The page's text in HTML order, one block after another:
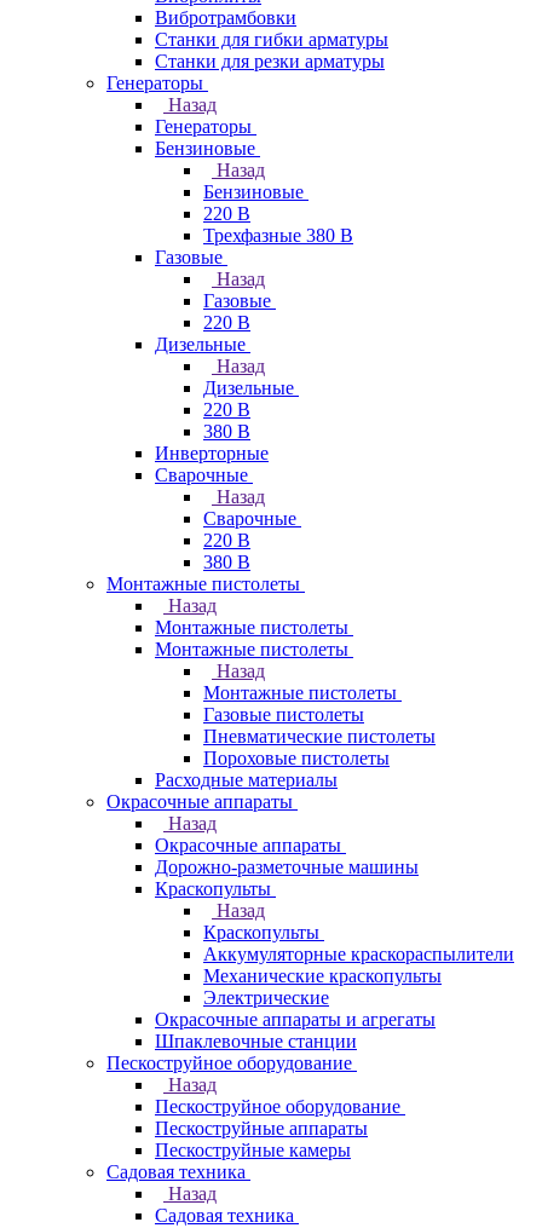
Вибротрамбовки
Станки для гибки арматуры
Станки для резки арматуры
Генераторы
Назад
Генераторы
Бензиновые
Назад
Бензиновые
220 В
Трехфазные 380 В
Газовые
Назад
Газовые
220 В
Дизельные
Назад
Дизельные
220 В
380 В
Инверторные
Сварочные
Назад
Сварочные
220 В
380 В
Монтажные пистолеты
Назад
Монтажные пистолеты
Монтажные пистолеты
Назад
Монтажные пистолеты
Газовые пистолеты
Пневматические пистолеты
Пороховые пистолеты
Расходные материалы
Окрасочные аппараты
Назад
Окрасочные аппараты
Дорожно-разметочные машины
Краскопульты
Назад
Краскопульты
Аккумуляторные краскораспылители
Механические краскопульты
Электрические
Окрасочные аппараты и агрегаты
Шпаклевочные станции
Пескоструйное оборудование
Назад
Пескоструйное оборудование
Пескоструйные аппараты
Пескоструйные камеры
Садовая техника
Назад
Садовая техника